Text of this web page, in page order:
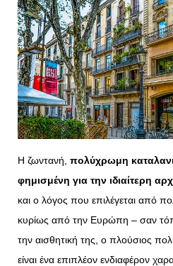
Η ζωντανή, πολύχρωμη
φημισμένη για την ιδιαίτερη
και ο λόγος που επιλέγεται από
κυρίως από την Ευρώπη – σαν
την αισθητική της, ο πλούσιος
είναι ένα επιπλέον ενδιαφέρον